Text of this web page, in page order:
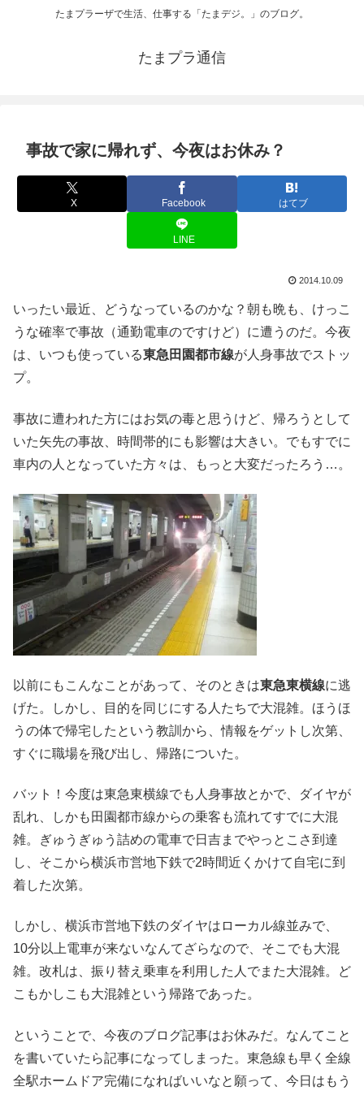
たまプラーザで生活、仕事する「たまデジ。」のブログ。
たまプラ通信
事故で家に帰れず、今夜はお休み？
X Facebook はてブ
LINE
2014.10.09
いったい最近、どうなっているのかな？朝も晩も、けっこ
うな確率で事故（通勤電車のですけど）に遭うのだ。今夜
は、いつも使っている東急田園都市線が人身事故でストッ
プ。
事故に遭われた方にはお気の毒と思うけど、帰ろうとして
いた矢先の事故、時間帯的にも影響は大きい。でもすでに
車内の人となっていた方々は、もっと大変だったろう…。
以前にもこんなことがあって、そのときは東急東横線に逃
げた。しかし、目的を同じにする人たちで大混雑。ほうほ
うの体で帰宅したという教訓から、情報をゲットし次第、
すぐに職場を飛び出し、帰路についた。
バット！今度は東急東横線でも人身事故とかで、ダイヤが
乱れ、しかも田園都市線からの乗客も流れてすでに大混
雑。ぎゅうぎゅう詰めの電車で日吉までやっとこさ到達
し、そこから横浜市営地下鉄で2時間近くかけて自宅に到
着した次第。
しかし、横浜市営地下鉄のダイヤはローカル線並みで、
10分以上電車が来ないなんてざらなので、そこでも大混
雑。改札は、振り替え乗車を利用した人でまた大混雑。ど
こもかしこも大混雑という帰路であった。
ということで、今夜のブログ記事はお休みだ。なんてこと
を書いていたら記事になってしまった。東急線も早く全線
全駅ホームドア完備になればいいなと願って、今日はもう